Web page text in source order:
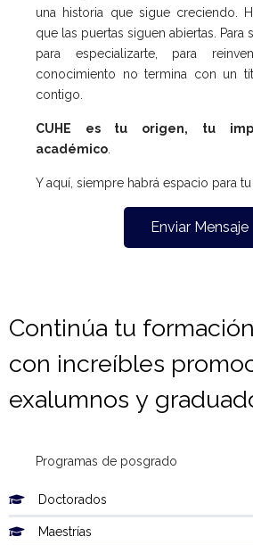
una historia que sigue creciendo.
que las puertas siguen abiertas.
Para
para especializarte, para
conocimiento no termina con un
contigo.
CUHE es tu origen, tu
académico
Y aquí, siempre habrá espacio para
Enviar Mensaje
Continúa tu
con increíbles
exalumnos y
Programas de posgrado
Doctorados
Maestrías